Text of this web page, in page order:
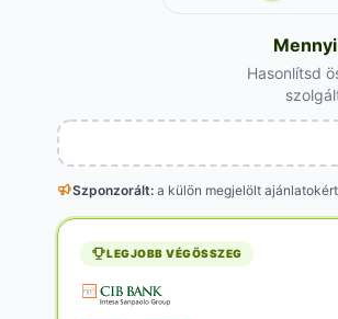
Hasonlítsd
Szponzorált: a külön megjelölt
LEGJOBB VÉGÖSSZEG